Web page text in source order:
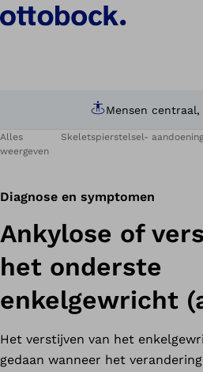
Mensen
Alles
weergeven
Skeletspierstelsel-
Diagnose en symptomen
Ankylose of
het onderste
enkelgewricht
Het verstijven van het
gedaan wanneer het